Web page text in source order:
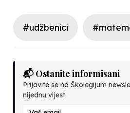
#udžbenici
📬 Ostanite informisani
Prijavite se na Školegijum
nijednu vijest.